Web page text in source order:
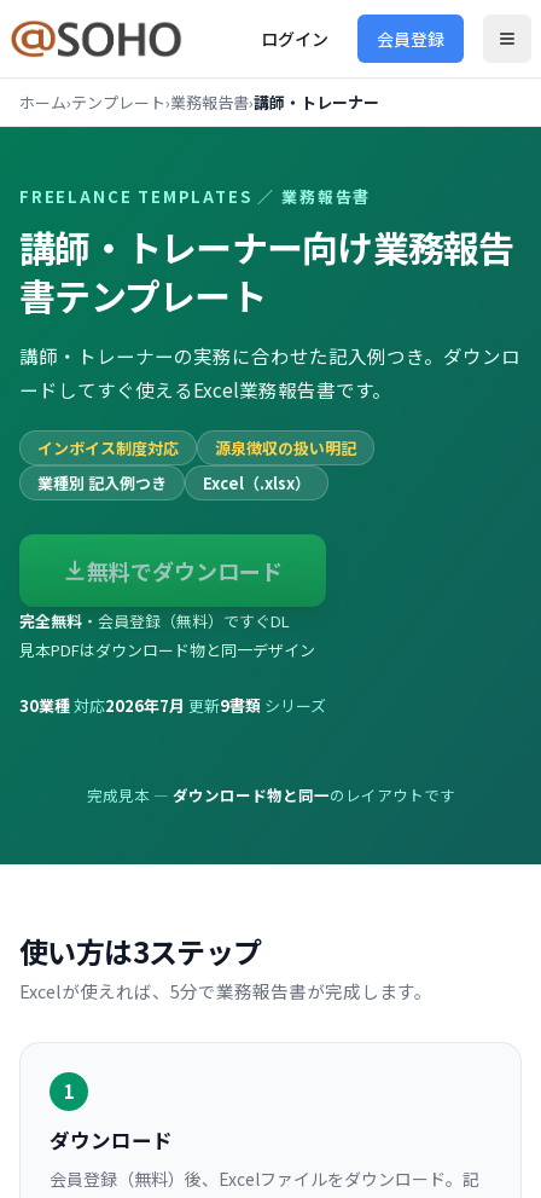
ログイン 会員登録
ホーム›テンプレート›業務報告書›講師・トレーナー
FREELANCE TEMPLATES ／業務報告書
講師・トレーナー向け業務報告
書テンプレート
講師・トレーナーの実務に合わせた記入例つき。ダウンロ
ードしてすぐ使えるExcel業務報告書です。
インボイス制度対応
源泉徴収の扱い明記
業種別 記入例つき
Excel（.xlsx）
無料でダウンロード
完全無料 ・会員登録（無料）ですぐDL
見本PDFはダウンロード物と同一デザイン
30業種対応2026年7月 更新9書類 シリーズ
完成見本 — ダウンロード物と同一のレイアウトです
使い方は3ステップ
Excelが使えれば、5分で業務報告書が完成します。
1
ダウンロード
会員登録（無料）後、Excelファイルをダウンロード。記